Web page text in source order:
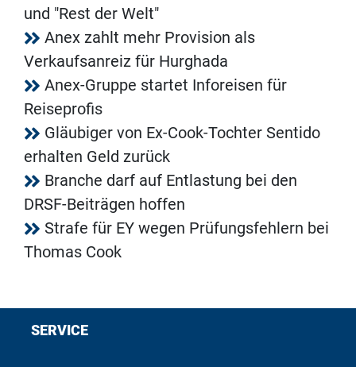
und "Rest der Welt"
Anex zahlt mehr Provision als
Verkaufsanreiz für Hurghada
Anex-Gruppe startet Inforeisen für
Reiseprofis
Gläubiger von Ex-Cook-Tochter Sentido
erhalten Geld zurück
Branche darf auf Entlastung bei den
DRSF-Beiträgen hoffen
Strafe für EY wegen Prüfungsfehlern bei
Thomas Cook
SERVICE